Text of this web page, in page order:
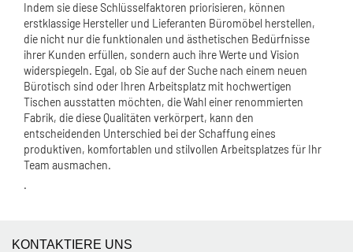
Indem sie diese Schlüsselfaktoren priorisieren, können
erstklassige Hersteller und Lieferanten Büromöbel herstellen,
die nicht nur die funktionalen und ästhetischen Bedürfnisse
ihrer Kunden erfüllen, sondern auch ihre Werte und Vision
widerspiegeln. Egal, ob Sie auf der Suche nach einem neuen
Bürotisch sind oder Ihren Arbeitsplatz mit hochwertigen
Tischen ausstatten möchten, die Wahl einer renommierten
Fabrik, die diese Qualitäten verkörpert, kann den
entscheidenden Unterschied bei der Schaffung eines
produktiven, komfortablen und stilvollen Arbeitsplatzes für Ihr
Team ausmachen.
.
KONTAKTIERE UNS